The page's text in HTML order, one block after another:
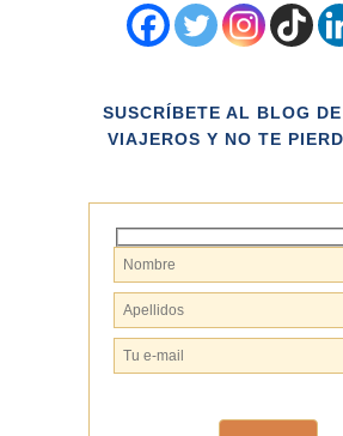
SUSCRÍBETE AL BLOG
VIAJEROS Y NO TE